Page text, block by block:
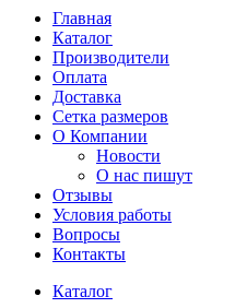
Главная
Каталог
Производители
Оплата
Доставка
Сетка размеров
О Компании
Новости
О нас пишут
Отзывы
Условия работы
Вопросы
Контакты
Каталог